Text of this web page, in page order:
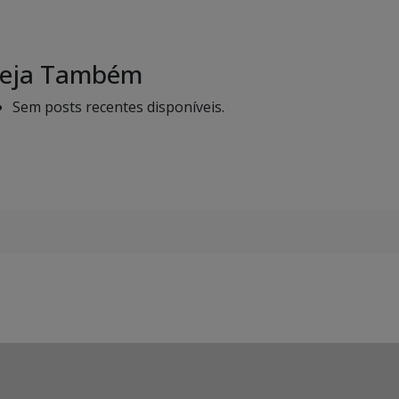
Também
Sem posts recentes disponíveis.